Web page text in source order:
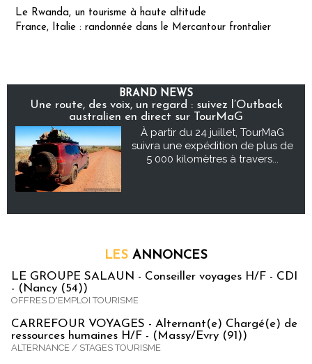
Le Rwanda, un tourisme à haute altitude
France, Italie : randonnée dans le Mercantour frontalier
BRAND NEWS
Une route, des voix, un regard : suivez l’Outback
australien en direct sur TourMaG
À partir du 24 juillet, TourMaG
suivra une expédition de plus de
5 000 kilomètres à travers...
LES ANNONCES
LE GROUPE SALAUN - Conseiller voyages H/F - CDI
- (Nancy (54))
OFFRES D'EMPLOI TOURISME
CARREFOUR VOYAGES - Alternant(e) Chargé(e) de
ressources humaines H/F - (Massy/Evry (91))
ALTERNANCE / STAGES TOURISME